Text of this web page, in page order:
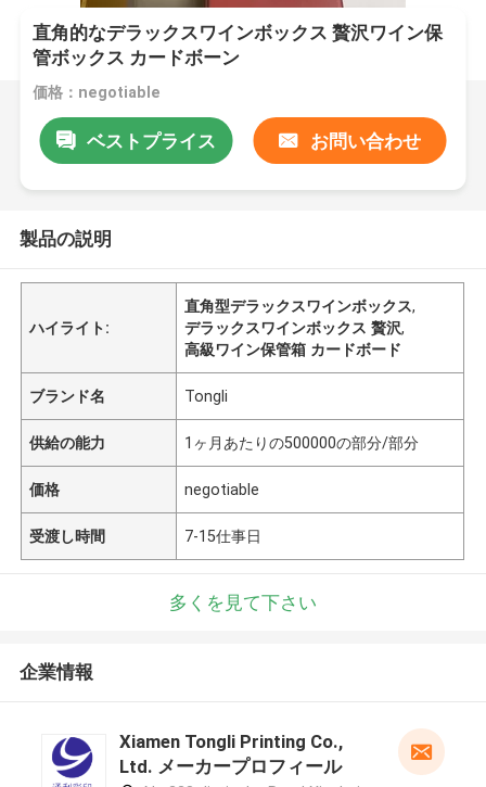
直角的なデラックスワインボックス 贅沢ワイン保
管ボックス カードボーン
価格：negotiable
ベストプライス お問い合わせ
製品の説明
ハイライト:
直角型デラックスワインボックス,
デラックスワインボックス 贅沢,
高級ワイン保管箱 カードボード
ブランド名 Tongli
供給の能力 1ヶ月あたりの500000の部分/部分
価格 negotiable
受渡し時間 7-15仕事日
多くを見て下さい
企業情報
Xiamen Tongli Printing Co.,
Ltd. メーカープロフィール